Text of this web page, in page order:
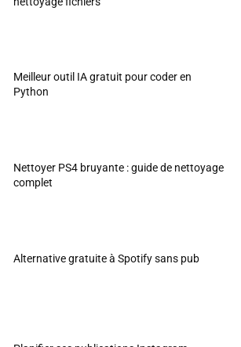
Meilleur outil IA gratuit pour coder en
Python
Nettoyer PS4 bruyante : guide de nettoyage
complet
Alternative gratuite à Spotify sans pub